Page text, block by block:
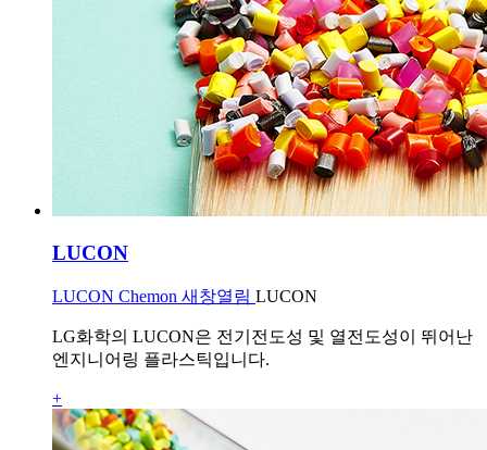
LUCON
LUCON Chemon 새창열림 LUCON
LG화학의 LUCON은 전기전도성 및 열전도성이 뛰어난
엔지니어링 플라스틱입니다.
+